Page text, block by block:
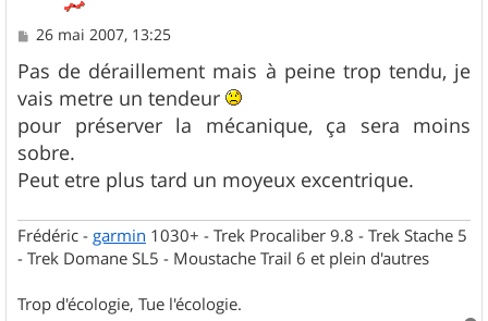
M
s
s
a
g
e
26 mai 2007, 13:25
Pas de déraillement mais à peine trop tendu, je
vais metre un tendeur
pour préserver la mécanique, ça sera moins
sobre.
Peut etre plus tard un moyeux excentrique.
Frédéric - garmin 1030+ - Trek Procaliber 9.8 - Trek Stache 5
- Trek Domane SL5 - Moustache Trail 6 et plein d'autres
Trop d'écologie, Tue l'écologie.